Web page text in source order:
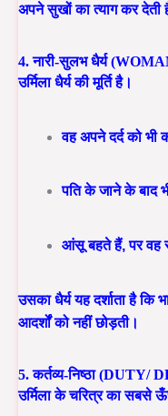
अपने सुखों का त्याग कर देती
4. नारी-सुलभ धैर्य
उर्मिला धैर्य की मूर्ति है।
वह अपने दर्द को भी
पति के जाने के बाद
आंसू बहते हैं, पर वह
उसका धैर्य यह दर्शाता है कि
आदर्शों को नहीं छोड़ती।
5. कर्तव्य-निष्ठा (DUTY/
उर्मिला के चरित्र का सबसे